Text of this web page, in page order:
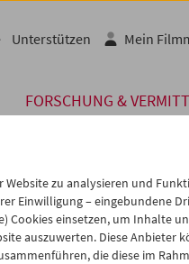
FORSCHUNG &
Unterstützen Mein
zu analysieren und
Einwilligung – eingebundene
Cookies einsetzen, um Inhalte
auszuwerten. Diese Anbieter
die diese im